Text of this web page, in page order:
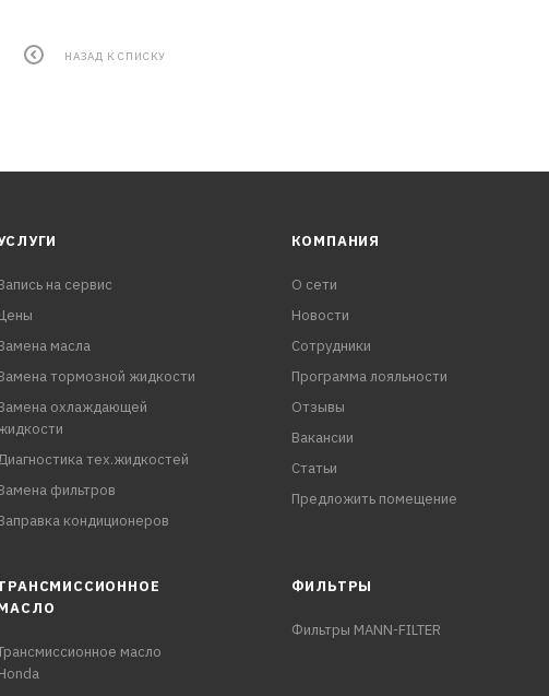
НАЗАД К СПИСКУ
на сервис
масла
тормозной жидкости
охлаждающей
тех.жидкостей
фильтров
кондиционеров
КОМПАНИЯ
О сети
Новости
Сотрудники
Программа лояльности
Отзывы
Вакансии
Статьи
Предложить помещение
масло
ФИЛЬТРЫ
Фильтры MANN-FILTER